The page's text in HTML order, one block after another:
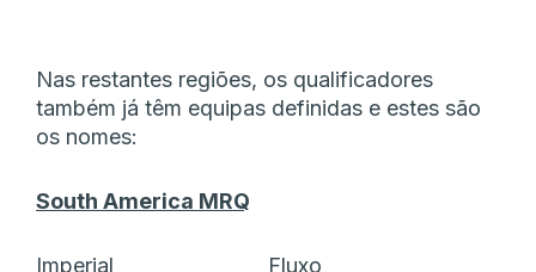
Nas restantes regiões, os qualificadores
também já têm equipas definidas e estes são
os nomes:
South America MRQ
Imperial Fluxo